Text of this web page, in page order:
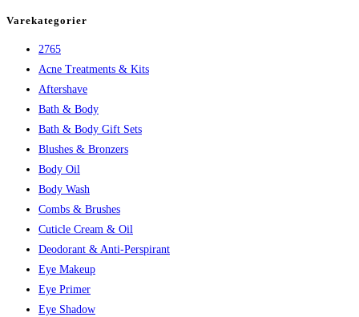
Varekategorier
2765
Acne Treatments & Kits
Aftershave
Bath & Body
Bath & Body Gift Sets
Blushes & Bronzers
Body Oil
Body Wash
Combs & Brushes
Cuticle Cream & Oil
Deodorant & Anti-Perspirant
Eye Makeup
Eye Primer
Eye Shadow